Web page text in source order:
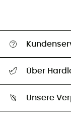
Größentabelle
Über
Unsere